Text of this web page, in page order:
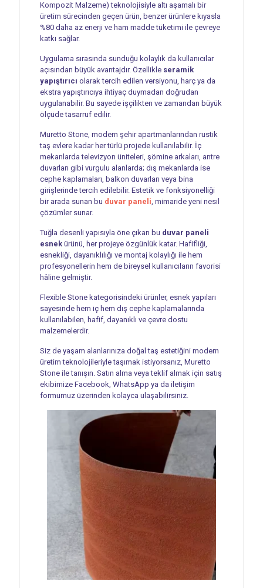
Kompozit Malzeme) teknolojisiyle altı aşamalı bir
üretim sürecinden geçen ürün, benzer ürünlere kıyasla
%80 daha az enerji ve ham madde tüketimi ile çevreye
katkı sağlar.
Uygulama sırasında sunduğu kolaylık da kullanıcılar
açısından büyük avantajdır. Özellikle seramik
yapıştırıcı olarak tercih edilen versiyonu, harç ya da
ekstra yapıştırıcıya ihtiyaç duymadan doğrudan
uygulanabilir. Bu sayede işçilikten ve zamandan büyük
ölçüde tasarruf edilir.
Muretto Stone, modern şehir apartmanlarından rustik
taş evlere kadar her türlü projede kullanılabilir. İç
mekanlarda televizyon üniteleri, şömine arkaları, antre
duvarları gibi vurgulu alanlarda; dış mekanlarda ise
cephe kaplamaları, balkon duvarları veya bina
girişlerinde tercih edilebilir. Estetik ve fonksiyonelliği
bir arada sunan bu duvar paneli, mimaride yeni nesil
çözümler sunar.
Tuğla desenli yapısıyla öne çıkan bu duvar paneli
esnekürünü, her projeye özgünlük katar. Hafifliği,
esnekliği, dayanıklılığı ve montaj kolaylığı ile hem
profesyonellerin hem de bireysel kullanıcıların favorisi
hâline gelmiştir.
Flexible Stone kategorisindeki ürünler, esnek yapıları
sayesinde hem iç hem dış cephe kaplamalarında
kullanılabilen, hafif, dayanıklı ve çevre dostu
malzemelerdir.
Siz de yaşam alanlarınıza doğal taş estetiğini modern
üretim teknolojileriyle taşımak istiyorsanız, Muretto
Stone ile tanışın. Satın alma veya teklif almak için satış
ekibimize Facebook, WhatsApp ya da iletişim
formumuz üzerinden kolayca ulaşabilirsiniz.